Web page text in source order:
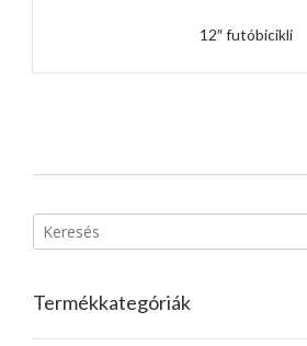
12″ futóbicikli
Termékkategóriák